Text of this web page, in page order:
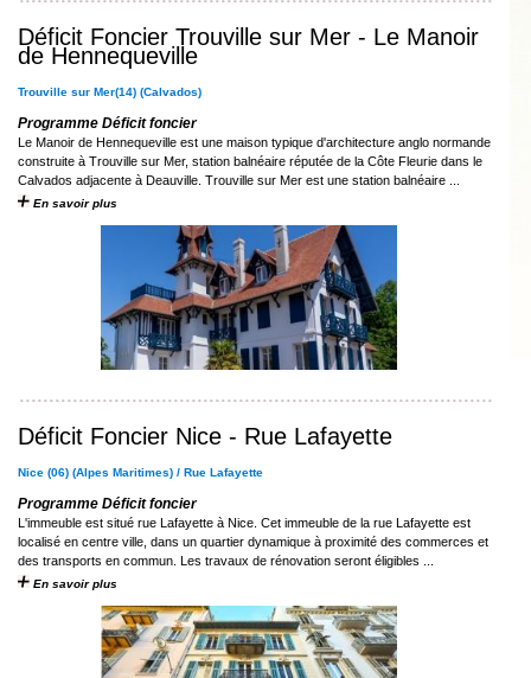
Déficit Foncier Trouville sur Mer - Le Manoir
de Hennequeville
Trouville sur Mer(14) (Calvados)
Programme Déficit foncier
Le Manoir de Hennequeville est une maison typique d'architecture anglo normande
construite à Trouville sur Mer, station balnéaire réputée de la Côte Fleurie dans le
Calvados adjacente à Deauville. Trouville sur Mer est une station balnéaire ...
En savoir plus
Déficit Foncier Nice - Rue Lafayette
Nice (06) (Alpes Maritimes) / Rue Lafayette
Programme Déficit foncier
L'immeuble est situé rue Lafayette à Nice. Cet immeuble de la rue Lafayette est
localisé en centre ville, dans un quartier dynamique à proximité des commerces et
des transports en commun. Les travaux de rénovation seront éligibles ...
En savoir plus